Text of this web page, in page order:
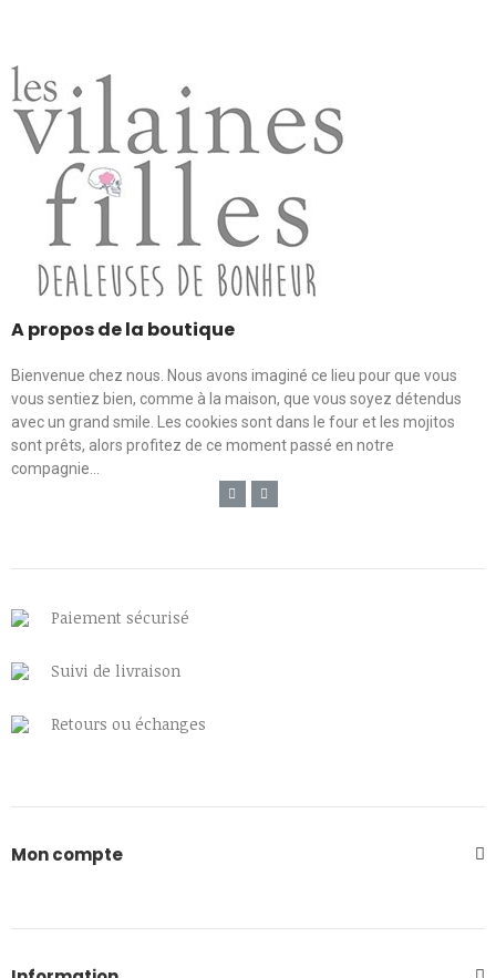
A propos de la boutique
Bienvenue chez nous. Nous avons imaginé ce lieu pour que vous
vous sentiez bien, comme à la maison, que vous soyez détendus
avec un grand smile. Les cookies sont dans le four et les mojitos
sont prêts, alors profitez de ce moment passé en notre
compagnie...
Paiement sécurisé
Suivi de livraison
Retours ou échanges
Mon compte